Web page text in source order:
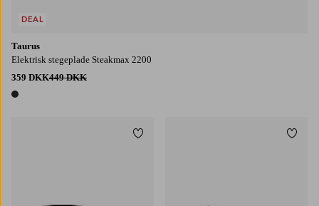
Taurus
Elektrisk stegeplade Steakmax 2200
359 DKK449 DKK
1 farve
DEAL
Tilføj til favoritter